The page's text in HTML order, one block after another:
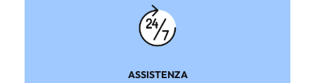
ASSISTENZA